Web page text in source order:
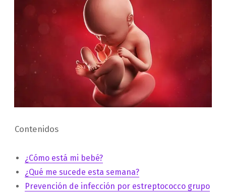
Contenidos
¿Cómo está mi bebé?
¿Qué me sucede esta semana?
Prevención de infección por estreptococco grupo